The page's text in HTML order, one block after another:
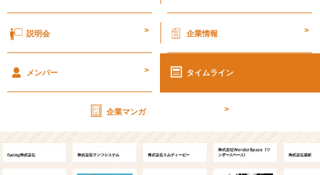
ー
を
で
知
れ
ま
説明会 > 企業情報 >
メンバー > タイムライン
企業マンガ >